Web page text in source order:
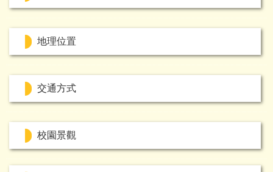
地理位置
交通方式
校園景觀